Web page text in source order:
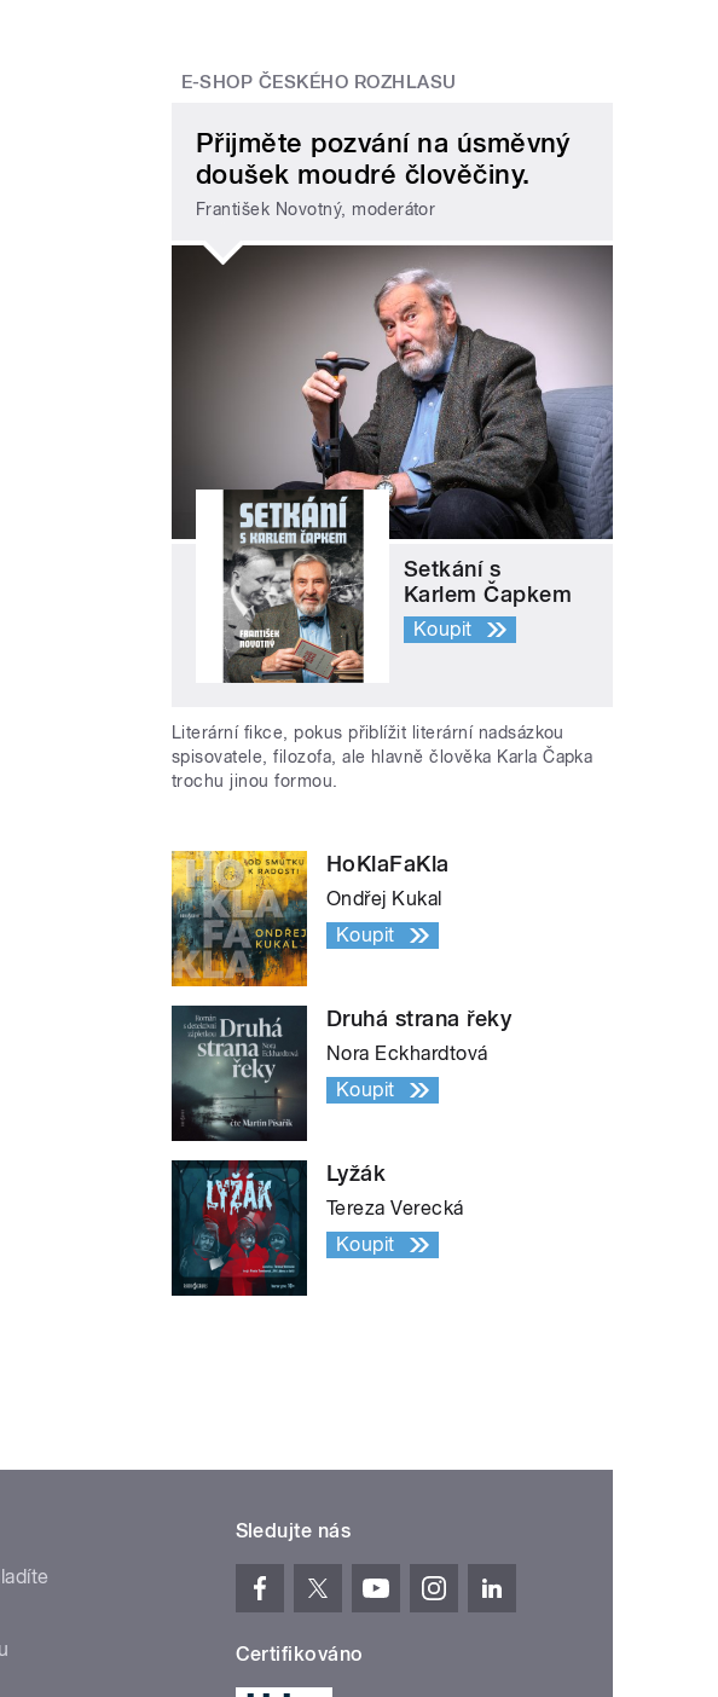
E-SHOP ČESKÉHO ROZHLASU
Přijměte pozvání na úsměvný
doušek moudré člověčiny.
František Novotný, moderátor
Setkání s
Karlem Čapkem
Koupit
Literární fikce, pokus přiblížit literární nadsázkou
spisovatele, filozofa, ale hlavně člověka Karla Čapka
trochu jinou formou.
HoKlaFaKla
Ondřej Kukal
Koupit
Druhá strana řeky
Nora Eckhardtová
Koupit
Lyžák
Tereza Verecká
Koupit
Sledujte nás
Certifikováno